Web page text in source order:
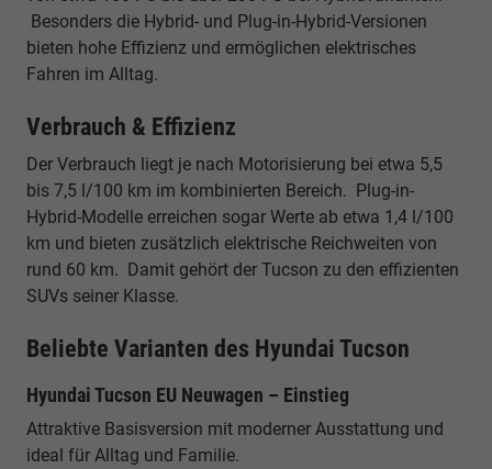
Besonders die Hybrid- und Plug-in-Hybrid-Versionen
bieten hohe Effizienz und ermöglichen elektrisches
Fahren im Alltag.
Verbrauch & Effizienz
Der Verbrauch liegt je nach Motorisierung bei etwa 5,5
bis 7,5 l/100 km im kombinierten Bereich. Plug-in-
Hybrid-Modelle erreichen sogar Werte ab etwa 1,4 l/100
km und bieten zusätzlich elektrische Reichweiten von
rund 60 km. Damit gehört der Tucson zu den effizienten
SUVs seiner Klasse.
Beliebte Varianten des Hyundai Tucson
Hyundai Tucson EU Neuwagen – Einstieg
Attraktive Basisversion mit moderner Ausstattung und
ideal für Alltag und Familie.